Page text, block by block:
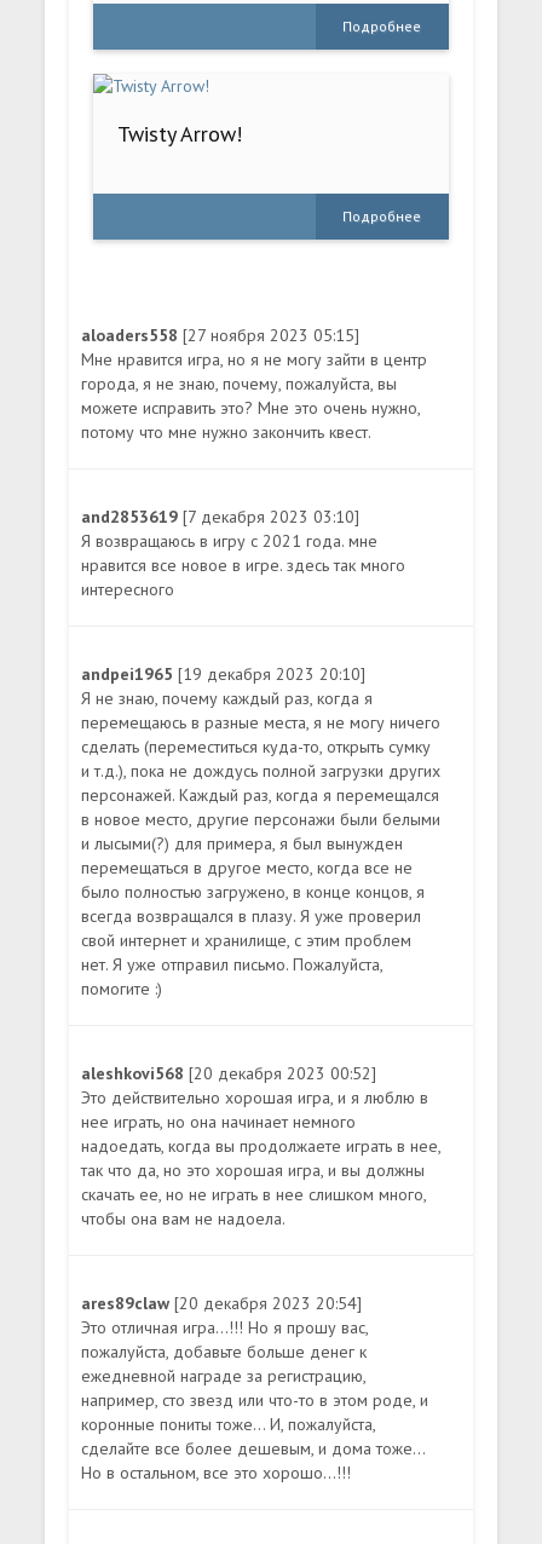
Подробнее
Twisty Arrow!
Подробнее
aloaders558[27 ноября 2023 05:15]
Мне нравится игра, но я не могу зайти в центр
города, я не знаю, почему, пожалуйста, вы
можете исправить это? Мне это очень нужно,
потому что мне нужно закончить квест.
and2853619[7 декабря 2023 03:10]
Я возвращаюсь в игру с 2021 года. мне
нравится все новое в игре. здесь так много
интересного
andpei1965[19 декабря 2023 20:10]
Я не знаю, почему каждый раз, когда я
перемещаюсь в разные места, я не могу ничего
сделать (переместиться куда-то, открыть сумку
и т.д.), пока не дождусь полной загрузки других
персонажей. Каждый раз, когда я перемещался
в новое место, другие персонажи были белыми
и лысыми(?) для примера, я был вынужден
перемещаться в другое место, когда все не
было полностью загружено, в конце концов, я
всегда возвращался в плазу. Я уже проверил
свой интернет и хранилище, с этим проблем
нет. Я уже отправил письмо. Пожалуйста,
помогите :)
aleshkovi568[20 декабря 2023 00:52]
Это действительно хорошая игра, и я люблю в
нее играть, но она начинает немного
надоедать, когда вы продолжаете играть в нее,
так что да, но это хорошая игра, и вы должны
скачать ее, но не играть в нее слишком много,
чтобы она вам не надоела.
ares89claw[20 декабря 2023 20:54]
Это отличная игра...!!! Но я прошу вас,
пожалуйста, добавьте больше денег к
ежедневной награде за регистрацию,
например, сто звезд или что-то в этом роде, и
коронные пониты тоже... И, пожалуйста,
сделайте все более дешевым, и дома тоже...
Но в остальном, все это хорошо...!!!